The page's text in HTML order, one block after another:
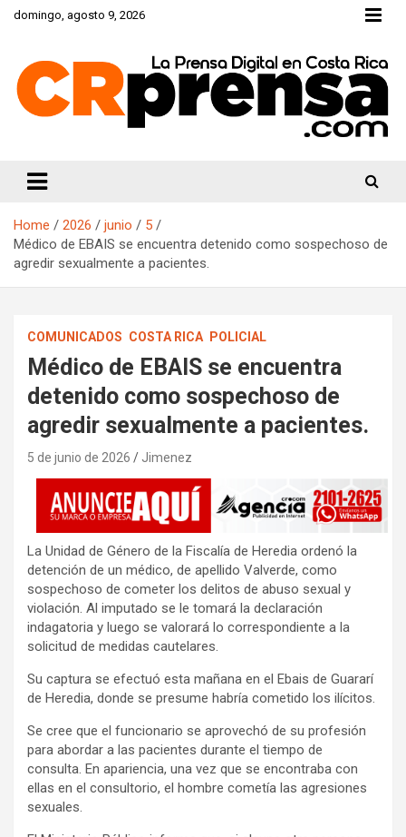
Skipdomingo, agosto 9, 2026
Home 2026 junio
5
Médico de EBAIS se encuentra detenido como sospechoso de
agredir sexualmente a pacientes.
COMUNICADOS COSTA RICA POLICIAL
Médico de EBAIS se encuentra
detenido como sospechoso de
agredir sexualmente a pacientes.
5 de junio de 2026 Jimenez
La Unidad de Género de la Fiscalía de Heredia ordenó la
detención de un médico, de apellido Valverde, como
sospechoso de cometer los delitos de abuso sexual y
violación. Al imputado se le tomará la declaración
indagatoria y luego se valorará lo correspondiente a la
solicitud de medidas cautelares.
Su captura se efectuó esta mañana en el Ebais de Guararí
de Heredia, donde se presume habría cometido los ilícitos.
Se cree que el funcionario se aprovechó de su profesión
para abordar a las pacientes durante el tiempo de
consulta. En apariencia, una vez que se encontraba con
ellas en el consultorio, el hombre cometía las agresiones
sexuales.